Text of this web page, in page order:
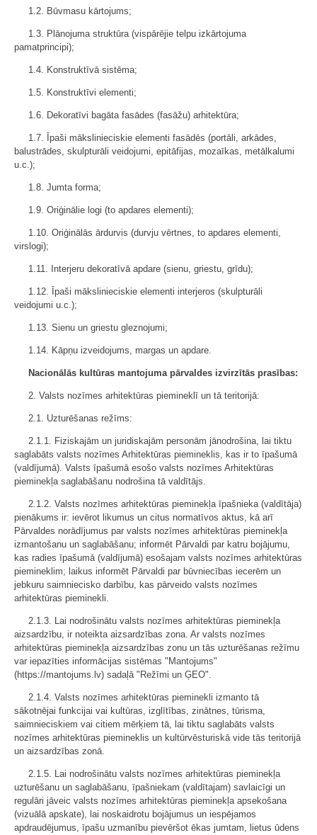
1.2. Būvmasu kārtojums;
1.3. Plānojuma struktūra (vispārējie telpu izkārtojuma
pamatprincipi);
1.4. Konstruktīvā sistēma;
1.5. Konstruktīvi elementi;
1.6. Dekoratīvi bagāta fasādes (fasāžu) arhitektūra;
1.7. Īpaši mākslinieciskie elementi fasādēs (portāli, arkādes,
balustrādes, skulpturāli veidojumi, epitāfijas, mozaīkas, metālkalumi
u.c.);
1.8. Jumta forma;
1.9. Oriģinālie logi (to apdares elementi);
1.10. Oriģinālās ārdurvis (durvju vērtnes, to apdares elementi,
virslogi);
1.11. Interjeru dekoratīvā apdare (sienu, griestu, grīdu);
1.12. Īpaši mākslinieciskie elementi interjeros (skulpturāli
veidojumi u.c.);
1.13. Sienu un griestu gleznojumi;
1.14. Kāpņu izveidojums, margas un apdare.
Nacionālās kultūras mantojuma pārvaldes izvirzītās prasības:
2. Valsts nozīmes arhitektūras piemineklī un tā teritorijā:
2.1. Uzturēšanas režīms:
2.1.1. Fiziskajām un juridiskajām personām jānodrošina, lai tiktu
saglabāts valsts nozīmes Arhitektūras piemineklis, kas ir to īpašumā
(valdījumā). Valsts īpašumā esošo valsts nozīmes Arhitektūras
pieminekļa saglabāšanu nodrošina tā valdītājs.
2.1.2. Valsts nozīmes arhitektūras pieminekļa īpašnieka (valdītāja)
pienākums ir: ievērot likumus un citus normatīvos aktus, kā arī
Pārvaldes norādījumus par valsts nozīmes arhitektūras pieminekļa
izmantošanu un saglabāšanu; informēt Pārvaldi par katru bojājumu,
kas radies īpašumā (valdījumā) esošajam valsts nozīmes arhitektūras
piemineklim; laikus informēt Pārvaldi par būvniecības iecerēm un
jebkuru saimniecisko darbību, kas pārveido valsts nozīmes
arhitektūras pieminekli.
2.1.3. Lai nodrošinātu valsts nozīmes arhitektūras pieminekļa
aizsardzību, ir noteikta aizsardzības zona. Ar valsts nozīmes
arhitektūras pieminekļa aizsardzības zonu un tās uzturēšanas režīmu
var iepazīties informācijas sistēmas "Mantojums"
(https://mantojums.lv) sadaļā "Režīmi un ĢEO".
2.1.4. Valsts nozīmes arhitektūras pieminekli izmanto tā
sākotnējai funkcijai vai kultūras, izglītības, zinātnes, tūrisma,
saimnieciskiem vai citiem mērķiem tā, lai tiktu saglabāts valsts
nozīmes arhitektūras piemineklis un kultūrvēsturiskā vide tās teritorijā
un aizsardzības zonā.
2.1.5. Lai nodrošinātu valsts nozīmes arhitektūras pieminekļa
uzturēšanu un saglabāšanu, īpašniekam (valdītajam) savlaicīgi un
regulāri jāveic valsts nozīmes arhitektūras pieminekļa apsekošana
(vizuālā apskate), lai noskaidrotu bojājumus un iespējamos
apdraudējumus, īpašu uzmanību pievēršot ēkas jumtam, lietus ūdens